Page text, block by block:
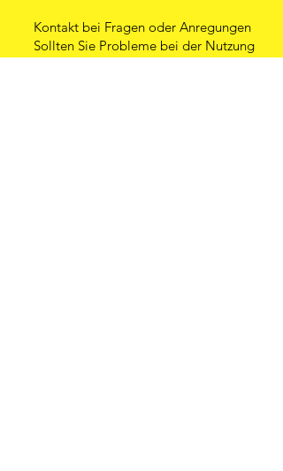
Kontakt bei Fragen oder Anregungen
Sollten Sie Probleme bei der Nutzung